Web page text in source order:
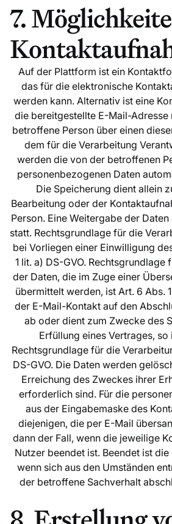
7.
Auf der Plattform ist ein
das für die elektronische
werden kann. Alternativ ist eine
die bereitgestellte E-Mail-
betroffene Person über einen
dem für die Verarbeitung
werden die von der betroffenen
personenbezogenen Daten
Die Speicherung dient allein
Bearbeitung oder der
Person. Eine Weitergabe der
statt. Rechtsgrundlage für die
bei Vorliegen einer Einwilligung
1 lit. a) DS-GVO. Rechtsgrundlage
der Daten, die im Zuge einer
übermittelt werden, ist Art. 6 Abs.
der E-Mail-Kontakt auf den
ab oder dient zum Zwecke des
Erfüllung eines Vertrages,
Rechtsgrundlage für die
DS-GVO. Die Daten werden
Erreichung des Zweckes ihrer
erforderlich sind. Für die
aus der Eingabemaske des
diejenigen, die per E-Mail
dann der Fall, wenn die jeweilige
Nutzer beendet ist. Beendet ist
wenn sich aus den Umständen
der betroffene Sachverhalt